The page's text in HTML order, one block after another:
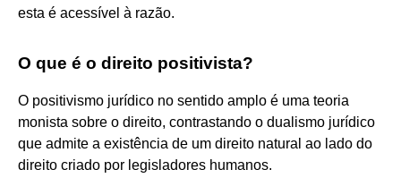
esta é acessível à razão.
O que é o direito positivista?
O positivismo jurídico no sentido amplo é uma teoria
monista sobre o direito, contrastando o dualismo jurídico
que admite a existência de um direito natural ao lado do
direito criado por legisladores humanos.